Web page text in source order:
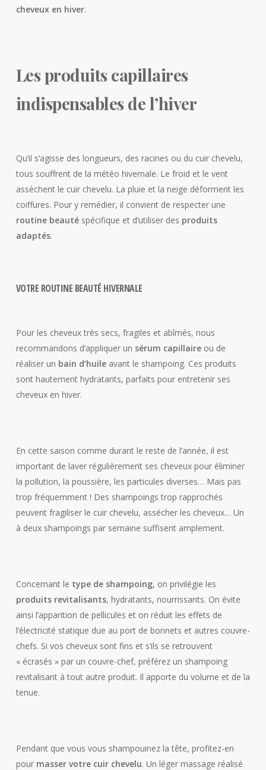
cheveux en hiver.
Les produits capillaires
indispensables de l’hiver
Qu’il s’agisse des longueurs, des racines ou du cuir chevelu,
tous souffrent de la météo hivernale. Le froid et le vent
assèchent le cuir chevelu. La pluie et la neige déforment les
coiffures. Pour y remédier, il convient de respecter une
routine beauté spécifique et d’utiliser des produits
adaptés.
VOTRE ROUTINE BEAUTÉ HIVERNALE
Pour les cheveux très secs, fragiles et abîmés, nous
recommandons d’appliquer un sérum capillaireou de
réaliser un bain d’huileavant le shampoing. Ces produits
sont hautement hydratants, parfaits pour entretenir ses
cheveux en hiver.
En cette saison comme durant le reste de l’année, il est
important de laver régulièrement ses cheveux pour éliminer
la pollution, la poussière, les particules diverses… Mais pas
trop fréquemment ! Des shampoings trop rapprochés
peuvent fragiliser le cuir chevelu, assécher les cheveux… Un
à deux shampoings par semaine suffisent amplement.
Concernant le type de shampoing, on privilégie les
produits revitalisants, hydratants, nourrissants. On évite
ainsi l’apparition de pellicules et on réduit les effets de
l’électricité statique due au port de bonnets et autres couvre-
chefs. Si vos cheveux sont fins et s’ils se retrouvent
« écrasés » par un couvre-chef, préférez un shampoing
revitalisant à tout autre produit. Il apporte du volume et de la
tenue.
Pendant que vous vous shampouinez la tête, profitez-en
pour masser votre cuir chevelu. Un léger massage réalisé